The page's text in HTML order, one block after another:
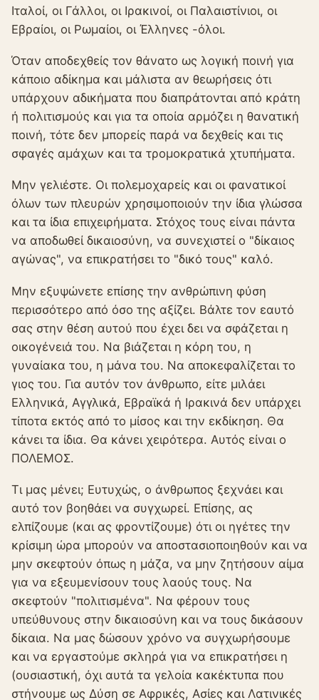
Ιταλοί, οι Γάλλοι, οι Ιρακινοί, οι Παλαιστίνιοι, οι
Εβραίοι, οι Ρωμαίοι, οι Έλληνες -όλοι.
Όταν αποδεχθείς τον θάνατο ως λογική ποινή για
κάποιο αδίκημα και μάλιστα αν θεωρήσεις ότι
υπάρχουν αδικήματα που διαπράτονται από κράτη
ή πολιτισμούς και για τα οποία αρμόζει η θανατική
ποινή, τότε δεν μπορείς παρά να δεχθείς και τις
σφαγές αμάχων και τα τρομοκρατικά χτυπήματα.
Μην γελιέστε. Οι πολεμοχαρείς και οι φανατικοί
όλων των πλευρών χρησιμοποιούν την ίδια γλώσσα
και τα ίδια επιχειρήματα. Στόχος τους είναι πάντα
να αποδωθεί δικαιοσύνη, να συνεχιστεί ο "δίκαιος
αγώνας", να επικρατήσει το "δικό τους" καλό.
Μην εξυψώνετε επίσης την ανθρώπινη φύση
περισσότερο από όσο της αξίζει. Βάλτε τον εαυτό
σας στην θέση αυτού που έχει δει να σφάζεται η
οικογένειά του. Να βιάζεται η κόρη του, η
γυναίακα του, η μάνα του. Να αποκεφαλίζεται το
γιος του. Για αυτόν τον άνθρωπο, είτε μιλάει
Ελληνικά, Αγγλικά, Εβραϊκά ή Ιρακινά δεν υπάρχει
τίποτα εκτός από το μίσος και την εκδίκηση. Θα
κάνει τα ίδια. Θα κάνει χειρότερα. Αυτός είναι ο
ΠΟΛΕΜΟΣ.
Τι μας μένει; Ευτυχώς, ο άνθρωπος ξεχνάει και
αυτό τον βοηθάει να συγχωρεί. Επίσης, ας
ελπίζουμε (και ας φροντίζουμε) ότι οι ηγέτες την
κρίσιμη ώρα μπορούν να αποστασιοποιηθούν και να
μην σκεφτούν όπως η μάζα, να μην ζητήσουν αίμα
για να εξευμενίσουν τους λαούς τους. Να
σκεφτούν "πολιτισμένα". Να φέρουν τους
υπεύθυνους στην δικαιοσύνη και να τους δικάσουν
δίκαια. Να μας δώσουν χρόνο να συγχωρήσουμε
και να εργαστούμε σκληρά για να επικρατήσει η
(ουσιαστική, όχι αυτά τα γελoία κακέκτυπα που
στήνουμε ως Δύση σε Αφρικές, Ασίες και Λατινικές